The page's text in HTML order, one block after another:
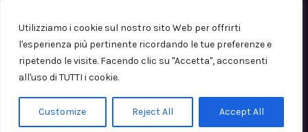
Utilizziamo i cookie sul nostro sito Web per offrirti
l'esperienza più pertinente ricordando le tue preferenze e
ripetendo le visite. Facendo clic su "Accetta", acconsenti
all'uso di TUTTI i cookie.
Customize Reject All Accept All
Iscrizione al RUNTS
Copyright © 2026
Privacy Policy